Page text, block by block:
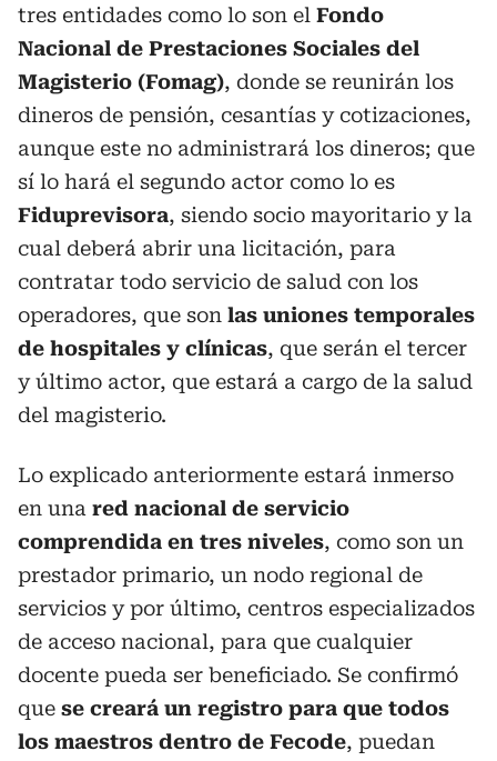
tres entidades como lo son el Fondo
Nacional de Prestaciones Sociales del
Magisterio (Fomag), donde se reunirán los
dineros de pensión, cesantías y cotizaciones,
aunque este no administrará los dineros; que
sí lo hará el segundo actor como lo es
Fiduprevisora, siendo socio mayoritario y la
cual deberá abrir una licitación, para
contratar todo servicio de salud con los
operadores, que son las uniones temporales
de hospitales y clínicas, que serán el tercer
y último actor, que estará a cargo de la salud
del magisterio.
Lo explicado anteriormente estará inmerso
en una red nacional de servicio
comprendida en tres niveles, como son un
prestador primario, un nodo regional de
servicios y por último, centros especializados
de acceso nacional, para que cualquier
docente pueda ser beneficiado. Se confirmó
que se creará un registro para que todos
los maestros dentro de Fecode, puedan